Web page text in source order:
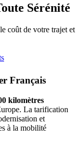
Sérénité
coût de votre trajet et
Français
kilomètres
La tarification
et
à la mobilité